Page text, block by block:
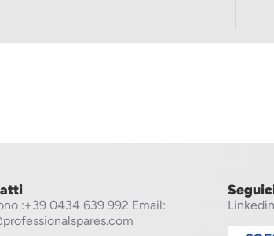
:+39 0434 639 992 Email:
Linkedin